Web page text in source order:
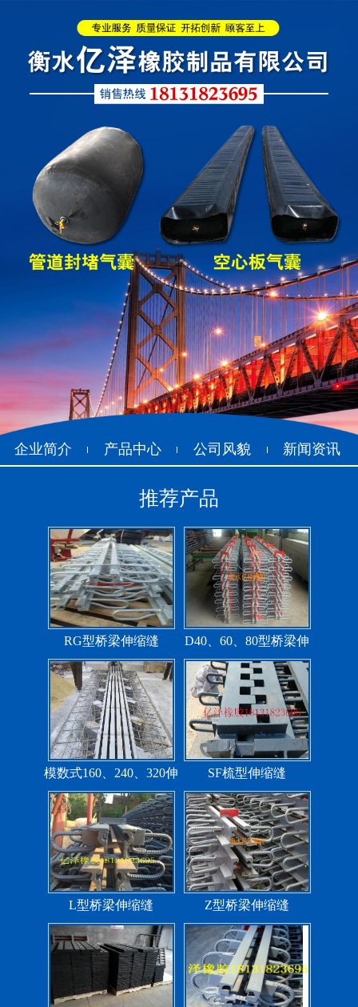
企业简介 产品中心 公司风貌 新闻资讯
推荐产品
座
铁路盆式支座 公路盆式橡胶支座
抗震盆式支座
C40、60、80型桥梁伸
缩缝
F40、60、80型桥梁伸缩
缝
E40、60、80型桥梁伸缩
缝
RG型桥梁伸缩缝
D40、60、80型桥梁伸
缩缝
模数式160、240、320伸
缩缝
SF梳型伸缩缝
L型桥梁伸缩缝 Z型桥梁伸缩缝